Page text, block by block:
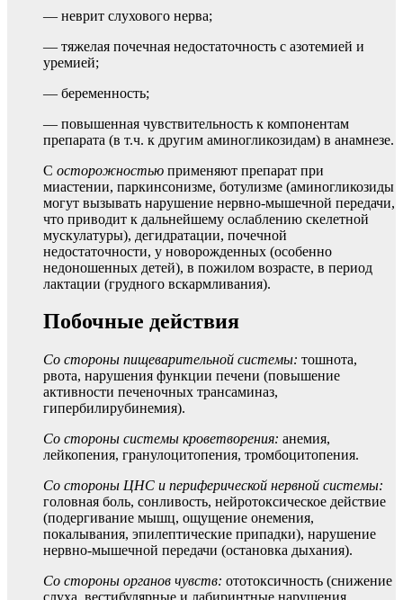
— неврит слухового нерва;
— тяжелая почечная недостаточность с азотемией и
уремией;
— беременность;
— повышенная чувствительность к компонентам
препарата (в т.ч. к другим аминогликозидам) в анамнезе.
С осторожностью применяют препарат при
миастении, паркинсонизме, ботулизме (аминогликозиды
могут вызывать нарушение нервно-мышечной передачи,
что приводит к дальнейшему ослаблению скелетной
мускулатуры), дегидратации, почечной
недостаточности, у новорожденных (особенно
недоношенных детей), в пожилом возрасте, в период
лактации (грудного вскармливания).
Побочные действия
Со стороны пищеварительной системы: тошнота,
рвота, нарушения функции печени (повышение
активности печеночных трансаминаз,
гипербилирубинемия).
Со стороны системы кроветворения: анемия,
лейкопения, гранулоцитопения, тромбоцитопения.
Со стороны ЦНС и периферической нервной системы:
головная боль, сонливость, нейротоксическое действие
(подергивание мышц, ощущение онемения,
покалывания, эпилептические припадки), нарушение
нервно-мышечной передачи (остановка дыхания).
Со стороны органов чувств: ототоксичность (снижение